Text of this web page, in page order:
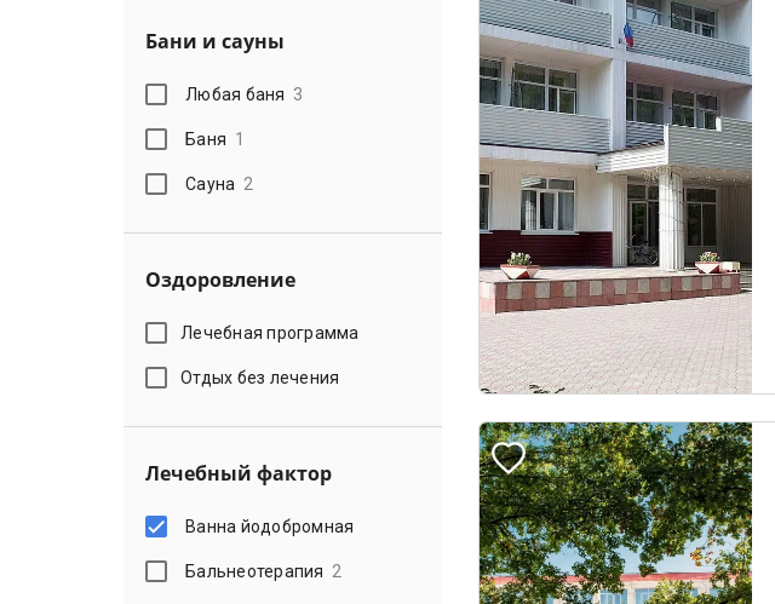
Бани и сауны
Любая баня 3
Баня 1
Сауна 2
Оздоровление
Лечебная программа
Отдых без лечения
Лечебный фактор
Ванна йодобромная
Бальнеотерапия 2